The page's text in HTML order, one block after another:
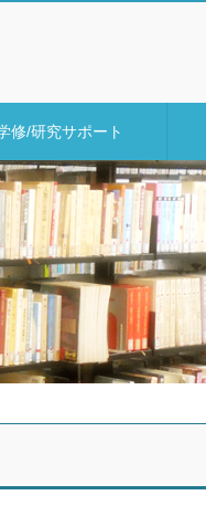
修/研究サポート